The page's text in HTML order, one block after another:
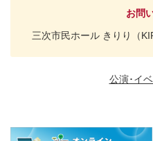
お問
三次市民ホール きりり（
公演･イ